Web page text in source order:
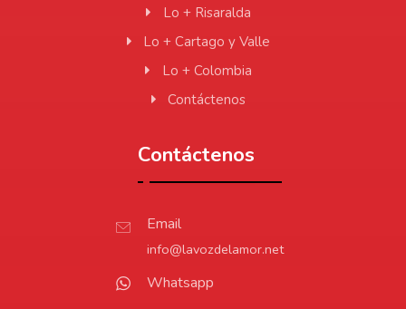
Lo + Risaralda
Lo + Cartago y Valle
Lo + Colombia
Contáctenos
Contáctenos
Email
info@lavozdelamor.net
Whatsapp